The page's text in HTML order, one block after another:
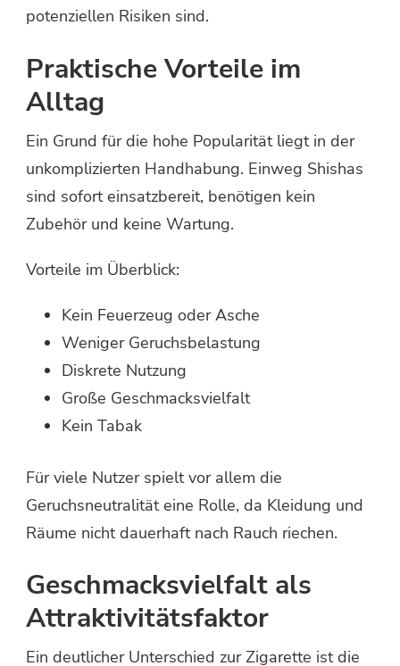
potenziellen Risiken sind.
Praktische Vorteile im
Alltag
Ein Grund für die hohe Popularität liegt in der
unkomplizierten Handhabung. Einweg Shishas
sind sofort einsatzbereit, benötigen kein
Zubehör und keine Wartung.
Vorteile im Überblick:
Kein Feuerzeug oder Asche
Weniger Geruchsbelastung
Diskrete Nutzung
Große Geschmacksvielfalt
Kein Tabak
Für viele Nutzer spielt vor allem die
Geruchsneutralität eine Rolle, da Kleidung und
Räume nicht dauerhaft nach Rauch riechen.
Geschmacksvielfalt als
Attraktivitätsfaktor
Ein deutlicher Unterschied zur Zigarette ist die